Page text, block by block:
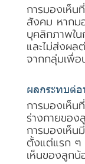
การมองเห็
สังคม หากม
บุคลิกภาพใน
และไม่ส่งผ
จากกลุ่มเพื่อ
ผลกระทบต่
การมองเห็
ร่างกายขอ
การมองเห็น
ตั้งแต่แรก ๆ
เห็นของลูกน้